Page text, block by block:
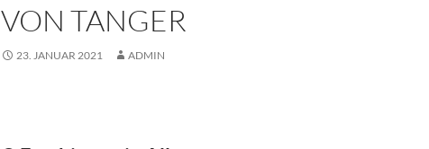
VON TANGER
23. JANUAR 2021 ADMIN